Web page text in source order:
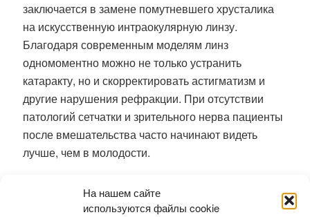
На нашем сайте
используются файлы cookie
заключается в замене помутневшего хрусталика
на искусственную интраокулярную линзу.
Благодаря современным моделям линз
одномоментно можно не только устранить
катаракту, но и скорректировать астигматизм и
другие нарушения рефракции. При отсутствии
патологий сетчатки и зрительного нерва пациенты
после вмешательства часто начинают видеть
лучше, чем в молодости.
новосибирские хирурги без единого разреза